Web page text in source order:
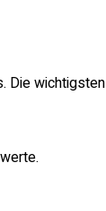
Die wichtigsten